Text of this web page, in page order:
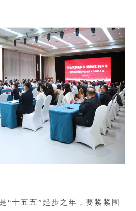
五五”起步之年，要紧紧围